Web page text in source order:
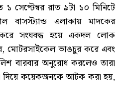
সেপ্টেম্বর রাত ৯টা ১০ মিনিটে
বাসস্ট্যান্ড এলাকায় মাদকের
করে সংঘবদ্ধ হয়ে একদল লোক
মোটরসাইকেল ভাঙচুর করে এবং
বারবার অনুরোধ করলেও তারা
দিয়ে কয়েকজনকে আটক করা হয়,